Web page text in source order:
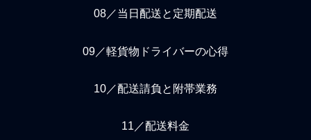
08／当日配送と定期配送
09／軽貨物ドライバーの心得
10／配送請負と附帯業務
11／配送料金